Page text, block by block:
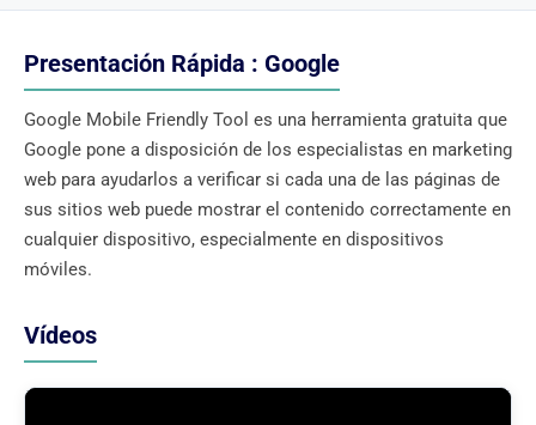
Presentación Rápida : Google
Google Mobile Friendly Tool es una herramienta gratuita que
Google pone a disposición de los especialistas en marketing
web para ayudarlos a verificar si cada una de las páginas de
sus sitios web puede mostrar el contenido correctamente en
cualquier dispositivo, especialmente en dispositivos
móviles.
Vídeos